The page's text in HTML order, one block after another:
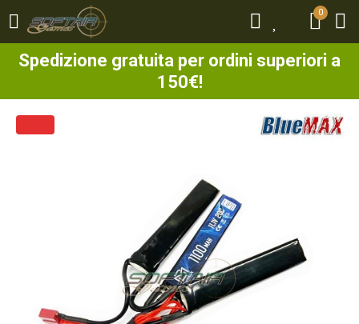
0
Spedizione gratuita per ordini superiori a
150€!
0